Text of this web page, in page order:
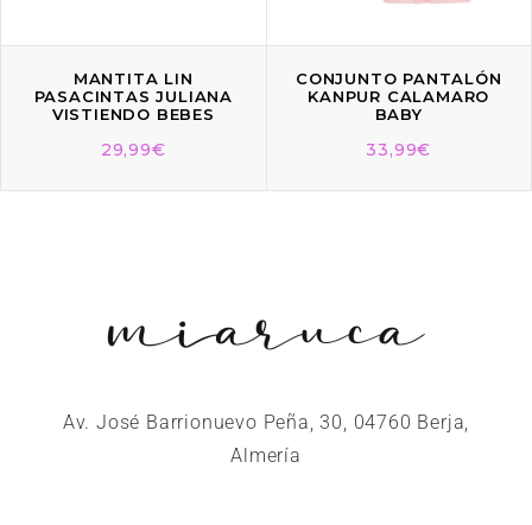
MANTITA LIN
PASACINTAS JULIANA
VISTIENDO BEBES
29,99€
CONJUNTO PANTALÓN
KANPUR CALAMARO
BABY
33,99€
Av. José Barrionuevo Peña, 30, 04760 Berja,
Almería